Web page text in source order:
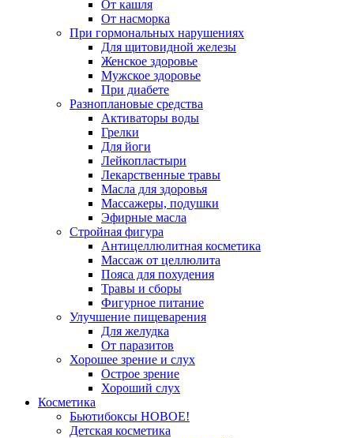
От кашля
От насморка
При гормональных нарушениях
Для щитовидной железы
Женское здоровье
Мужское здоровье
При диабете
Разноплановые средства
Активаторы воды
Грелки
Для йоги
Лейкопластыри
Лекарственные травы
Масла для здоровья
Массажеры, подушки
Эфирные масла
Стройная фигура
Антицеллюлитная косметика
Массаж от целлюлита
Пояса для похудения
Травы и сборы
Фигурное питание
Улучшение пищеварения
Для желудка
От паразитов
Хорошее зрение и слух
Острое зрение
Хороший слух
Косметика
Бьютибоксы НОВОЕ!
Детская косметика